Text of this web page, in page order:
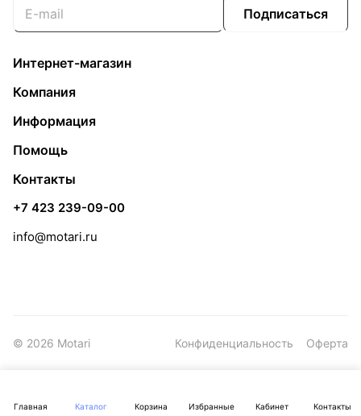
Подписаться
Интернет-магазин
Компания
Информация
Помощь
Контакты
+7 423 239-09-00
info@motari.ru
© 2026 Motari Конфиденциальность Оферта
Главная Каталог Корзина Избранные Кабинет Контакты